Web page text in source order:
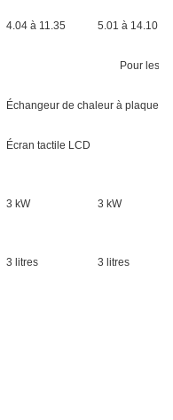
4.04 à 11.35 5.01 à 14.10
Pour les
Échangeur de chaleur à plaques
Écran tactile LCD
3 kW 3 kW
3 litres 3 litres